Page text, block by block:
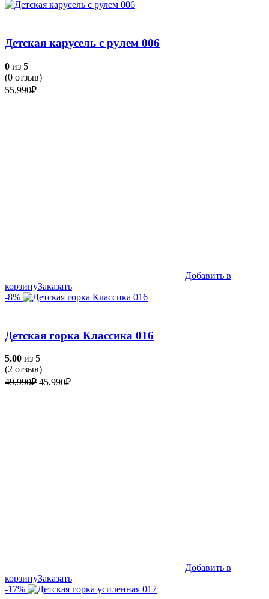
Детская карусель с рулем 006
0 из 5
(0 отзыв)
55,990₽
Добавить в
корзинуЗаказать
-8%
Детская горка Классика 016
5.00 из 5
(2 отзыв)
49,990₽ Первоначальная
45,990₽Текущая
Добавить в
корзинуЗаказать
-17%